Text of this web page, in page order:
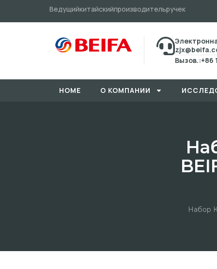
Ведущийкитайскийпроизводительручек
Вызов.:+86
HOME О КОМПАНИИ
Набор